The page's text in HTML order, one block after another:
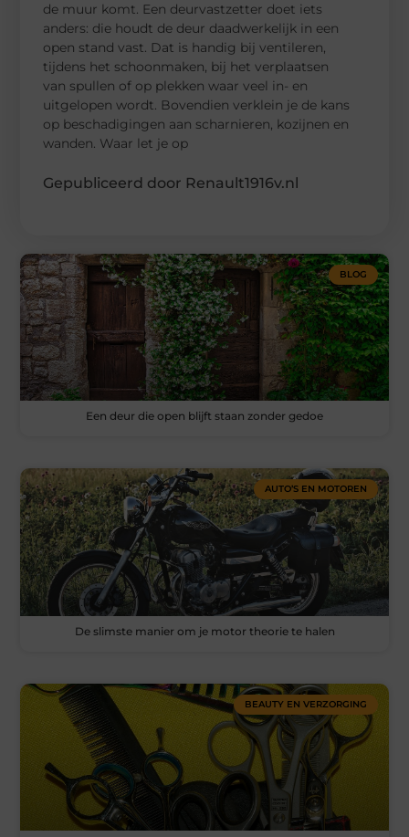
de muur komt. Een deurvastzetter doet iets
anders: die houdt de deur daadwerkelijk in een
open stand vast. Dat is handig bij ventileren,
tijdens het schoonmaken, bij het verplaatsen
van spullen of op plekken waar veel in- en
uitgelopen wordt. Bovendien verklein je de kans
op beschadigingen aan scharnieren, kozijnen en
wanden. Waar let je op
Gepubliceerd door Renault1916v.nl
BLOG
Een deur die open blijft staan zonder gedoe
AUTO’S EN MOTOREN
De slimste manier om je motor theorie te halen
BEAUTY EN VERZORGING